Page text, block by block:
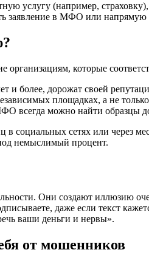
услугу (например,
заявление в МФО или
организациям, которые
и более, дорожат своей
площадках, а не
всегда можно найти образцы
в социальных сетях или
немыслимый процент.
Они создают иллюзию
даже если текст
ваши деньги и нервы».
от мошенников